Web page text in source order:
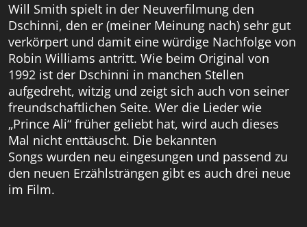
Will Smith spielt in der Neuverfilmung den
Dschinni, den er (meiner Meinung nach) sehr gut
verkörpert und damit eine würdige Nachfolge von
Robin Williams antritt. Wie beim Original von
1992 ist der Dschinni in manchen Stellen
aufgedreht, witzig und zeigt sich auch von seiner
freundschaftlichen Seite. Wer die Lieder wie
„Prince Ali“ früher geliebt hat, wird auch dieses
Mal nicht enttäuscht. Die bekannten
Songs wurden neu eingesungen und passend zu
den neuen Erzählsträngen gibt es auch drei neue
im Film.